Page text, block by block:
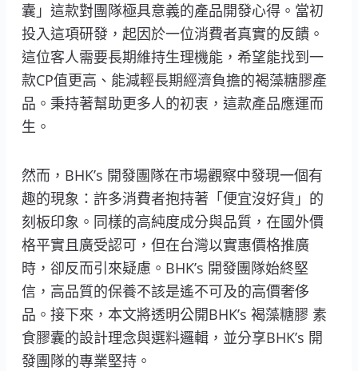
囊」這款對團隊極具意義的產品開發心得。當初
投入這項研發，起因於一位消費者真實的反饋。
這位客人需要長期維持生理機能，希望能找到一
款CP值更高、能減輕長期經濟負擔的褐藻糖膠產
品。秉持著幫助更多人的初衷，這款產品應運而
生。
然而，BHK’s 開發團隊在市場觀察中發現一個有
趣的現象：許多消費者抱持著「便宜沒好貨」的
刻板印象。同樣的高純度成分與品質，在國外價
格平實且廣受認可，但在台灣以實惠價格推廣
時，卻反而引來疑慮。BHK’s 開發團隊始終堅
信，高品質的保養不該是遙不可及的高價奢侈
品。接下來，本文將透明公開BHK’s 褐藻糖膠 素
食膠囊的設計理念與選料邏輯，並分享BHK’s 開
發團隊的專業堅持。